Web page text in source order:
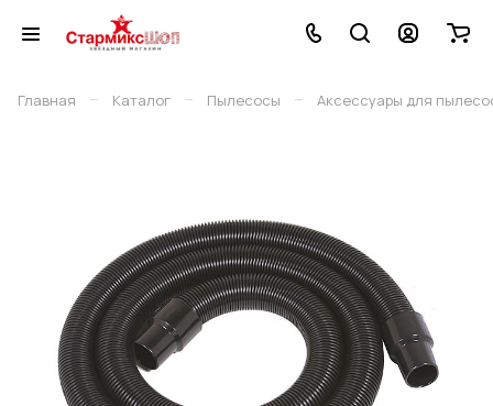
Главная – Каталог – Пылесосы – Аксессуары для